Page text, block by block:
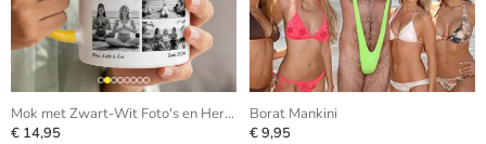
Mok met Zwart-Wit Foto's en Herhalende Tekst
€ 14,95
Borat Mankini
€ 9,95